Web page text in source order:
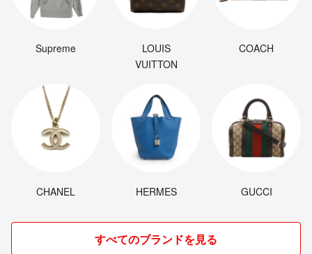
Supreme
LOUIS
VUITTON
COACH
CHANEL HERMES GUCCI
すべてのブランドを見る